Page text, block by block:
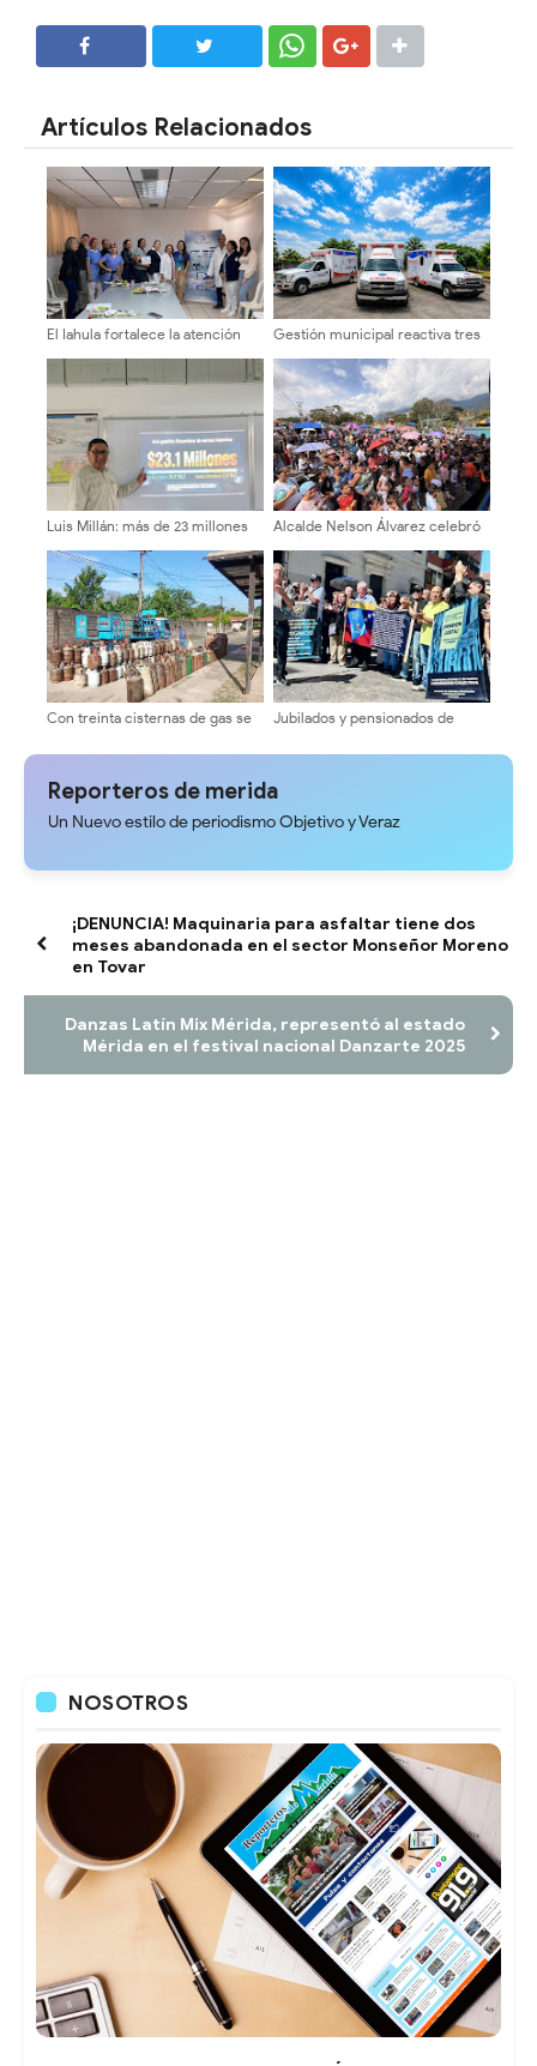
Artículos Relacionados
El Iahula fortalece la atención
Gestión municipal reactiva tres
atención médica y traslados en
Sucre del Zulia
Luis Millán: más de 23 millones
sumida entre oscuridad y
huecos
Alcalde Nelson Álvarez celebró
el Día del Niño con más de
2.000 asistentes
Con treinta cisternas de gas se
Jubilados y pensionados de
salariales y servicios médicos
Reporteros de merida
Un Nuevo estilo de periodismo Objetivo y Veraz
¡DENUNCIA! Maquinaria para asfaltar tiene dos
meses abandonada en el sector Monseñor Moreno
en Tovar
Danzas Latín Mix Mérida, representó al estado
Mérida en el festival nacional Danzarte 2025
NOSOTROS